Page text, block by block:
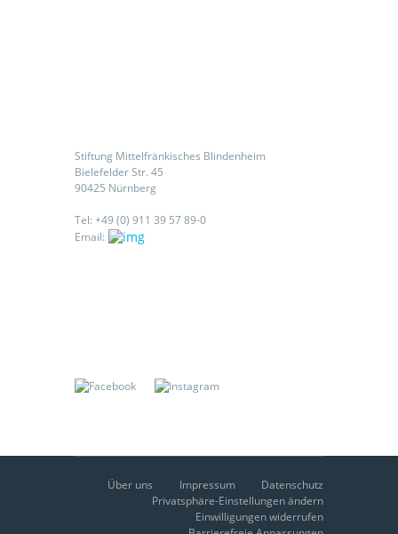
Stiftung Mittelfränkisches Blindenheim
Bielefelder Str. 45
90425 Nürnberg
Tel: +49 (0) 911 39 57 89-0
Email:
Über uns Impressum
Datenschutz
Privatsphäre-Einstellungen ändern
Einwilligungen widerrufen